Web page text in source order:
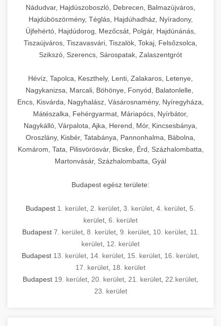
Nádudvar, Hajdúszoboszló, Debrecen, Balmazújváros,
Hajdúböszörmény, Téglás, Hajdúhadház, Nyíradony,
Újfehértó, Hajdúdorog, Mezőcsát, Polgár, Hajdúnánás,
Tiszaújváros, Tiszavasvári, Tiszalök, Tokaj, Felsőzsolca,
Szikszó, Szerencs, Sárospatak, Zalaszentgrót
Hévíz, Tapolca, Keszthely, Lenti, Zalakaros, Letenye,
Nagykanizsa, Marcali, Böhönye, Fonyód, Balatonlelle,
Encs, Kisvárda, Nagyhalász, Vásárosnamény, Nyíregyháza,
Mátészalka, Fehérgyarmat, Máriapócs, Nyírbátor,
Nagykálló, Várpalota, Ajka, Herend, Mór, Kincsesbánya,
Oroszlány, Kisbér, Tatabánya, Pannonhalma, Bábolna,
Komárom, Tata, Pilisvörösvár, Bicske, Érd, Százhalombatta,
Martonvásár, Százhalombatta, Gyál
Budapest egész területe:
Budapest 1. kerület 2. kerület 3. kerület 4. kerület 5.
kerület 6. kerület
Budapest 7. kerület, 8. kerület, 9. kerület, 10. kerület, 11.
kerület 12. kerület
Budapest 13. kerület 14. kerület 15. kerület 16. kerület
17. kerület 18. kerület
Budapest 19. kerület 20. kerület 21. kerület 22.kerület
23. kerület